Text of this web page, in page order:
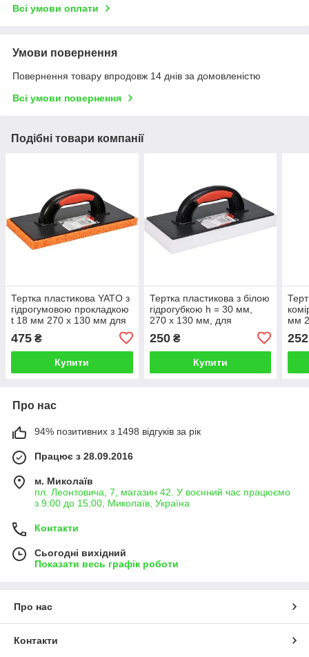
Всі умови оплати
Умови повернення
Повернення товару впродовж 14 днів за домовленістю
Всі умови повернення
Подібні товари компанії
Тертка пластикова YATO з
гідрогумовою прокладкою
t 18 мм 270 x 130 мм для
змиву керамічної плитки
475 ₴
Купити
Тертка пластикова з білою
гідрогубкою h = 30 мм,
270 x 130 мм, для
плитки YATO (YT-51904)
250₴
Купити
мм
252
Про нас
94% позитивних з 1498 відгуків за рік
Працює з 28.09.2016
м. Миколаїв
пл. Леонтовича, 7, магазин 42. У воєнний час працюємо
з 9:00 до 15:00, Миколаїв, Україна
Контакти
Сьогодні вихідний
Показати весь графік роботи
Про нас
Контакти